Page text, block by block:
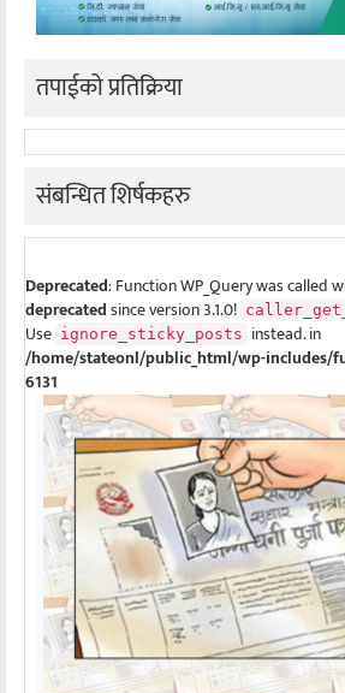
तपाईको प्रतिक्रिया
संबन्धित शिर्षकहरु
Deprecated: Function WP_Query was called
deprecatedsince version 3.1.0!
Use ignore_sticky_posts instead. in
/home/stateonl/public_html/wp-includes/
6131